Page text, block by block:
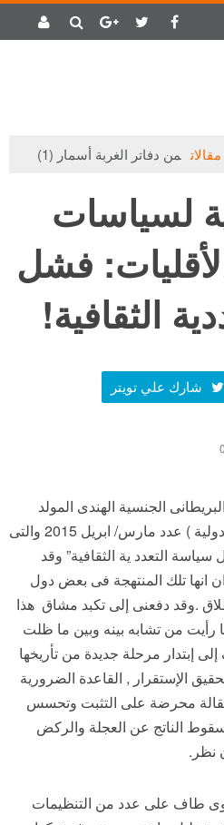
من دفاتر الغربة أسمار (1)
لسياسات
فشل
الثقافية!
شارك علي تويتر
0
الجنسية الهندى المولد
كنعان مالك فى (مجلة شؤون دولية ) عدد مارس/ ابريل 2015 والتى
التعدد ية الثقافية” وقد
انها تلك المنتهجة فى بعض دول
.وقد دفعنى إلى تكبد مشاق هذا
رأيت من تشابه بينه وبين ما ظلت
إبتدار مرحلة جديدة من تأريخها
الإستقرار , القاعدة الضرورية
محرضة على التثبت وتحسس
الناتج عن العجلة والركض
نظر.
طاف على عدد من التنظيمات